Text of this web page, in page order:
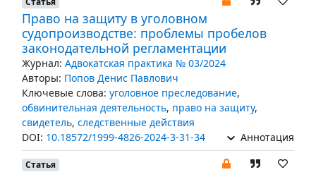
Право на защиту в уголовном
судопроизводстве: проблемы пробелов
законодательной регламентации
Журнал: Адвокатская практика № 03/2024
Авторы: Попов Денис Павлович
Ключевые слова: уголовное преследование,
обвинительная деятельность, право на защиту,
свидетель, следственные действия
DOI: 10.18572/1999-4826-2024-3-31-34 Аннотация
Статья